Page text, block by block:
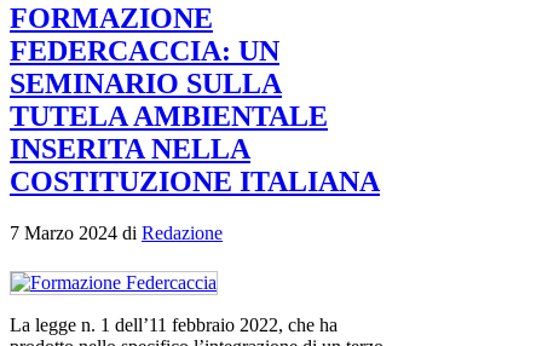
FORMAZIONE
FEDERCACCIA: UN
SEMINARIO SULLA
TUTELA AMBIENTALE
INSERITA NELLA
COSTITUZIONE ITALIANA
7 Marzo 2024 di Redazione
La legge n. 1 dell’11 febbraio 2022, che ha